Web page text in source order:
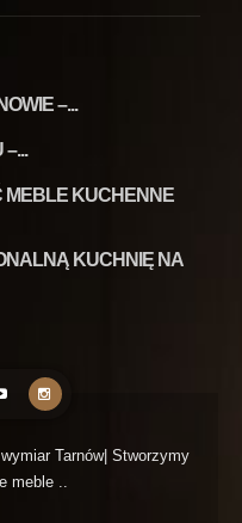
–...
–...
MEBLE KUCHENNE
KUCHNIĘ NA
Tarnów| Stworzymy
meble ..